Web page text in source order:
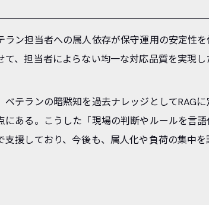
ラン担当者への属人依存が保守運用の安定性
て、担当者によらない均一な対応品質を実現し
ベテランの暗黙知を過去ナレッジとしてRAG
にある。こうした「現場の判断やルールを言
支援しており、今後も、属人化や負荷の集中